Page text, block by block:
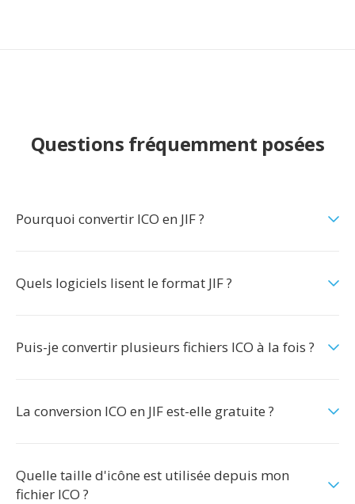
Questions fréquemment posées
Pourquoi convertir ICO en JIF ?
Quels logiciels lisent le format JIF ?
Puis-je convertir plusieurs fichiers ICO à la fois ?
La conversion ICO en JIF est-elle gratuite ?
Quelle taille d'icône est utilisée depuis mon
fichier ICO ?